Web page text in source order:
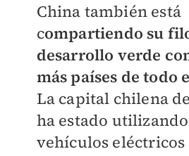
China también está
compartiendo su
desarrollo verde
más países de todo
La capital chilena
ha estado
vehículos eléctricos